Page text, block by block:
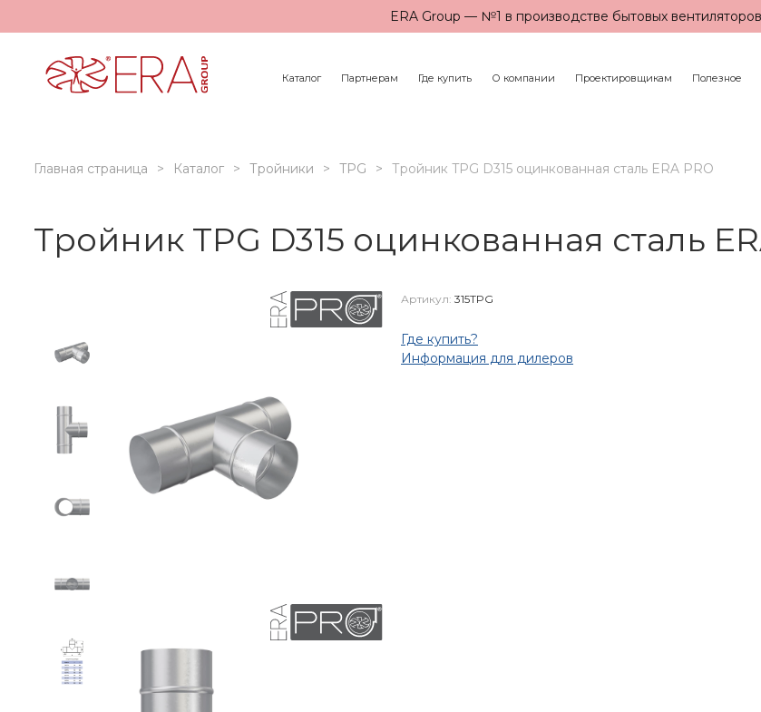
ERA Group — №1 в производстве бытовых
Каталог Партнерам Где купить О компании Проектировщикам Полезное
Главная страница Каталог Тройники TPG Тройник TPG D315 оцинкованная сталь ERA PRO
Тройник TPG D315 оцинкованная сталь
Артикул: 315TPG
Где купить?
Информация для дилеров